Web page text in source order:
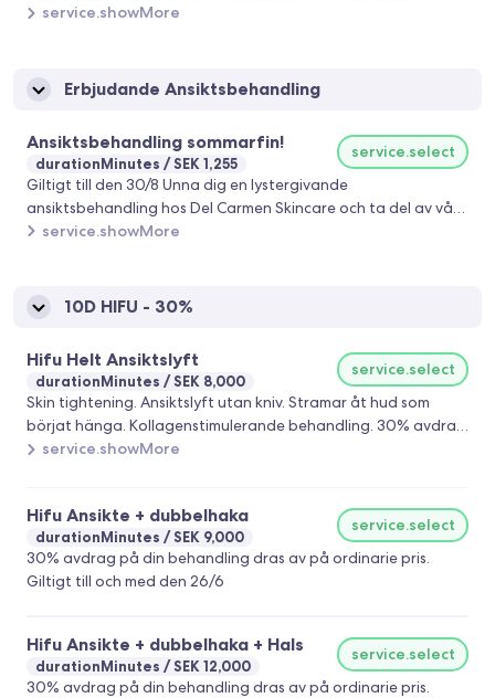
passar dig går vi igenom detta tillsammans samt
service.showMore
Erbjudande Ansiktsbehandling
Ansiktsbehandling sommarfin!
durationMinutes SEK 1,255
service.select
Giltigt till den 30/8 Unna dig en lystergivande
ansiktsbehandling hos Del Carmen Skincare och ta del av vårt
aktuella erbjudande ansiktsbehandling Stockholm.
Resultat: renare och klarare hud med lyster och
hudtyper.Behandlingen innehåller: Rengöring, enzympeeling,
porrengöring, frans- och brynfärgning, AHA-syra plus C-
vitamincomplex, kräm och SPF. Nu 1255 kr (värde 1755
kr).Giltigt till och med den 30/8
service.showMore
10D HIFU - 30%
Hifu Helt Ansiktslyft
durationMinutes SEK 8,000
service.select
Skin tightening. Ansiktslyft utan kniv. Stramar åt hud som
börjat hänga. Kollagenstimulerande behandling. 30% avdrag
på din behandling dras av på ordinarie pris. Giltigt till och
service.showMore
Hifu Ansikte + dubbelhaka
durationMinutes SEK 9,000
service.select
30% avdrag på din behandling dras av på ordinarie pris.
Giltigt till och med den 26/6
Hifu Ansikte + dubbelhaka + Hals
durationMinutes SEK 12,000
service.select
30% avdrag på din behandling dras av på ordinarie pris.